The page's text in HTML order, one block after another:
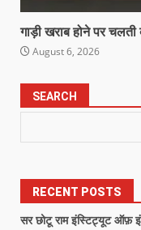
गाड़ी खराब होने पर
August 6, 2026
SEARCH
RECENT POSTS
सर छोटू राम इंस्टिट्यूट ऑफ़